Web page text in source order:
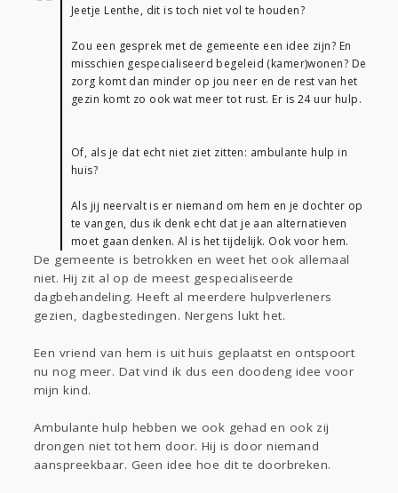
Jeetje Lenthe, dit is toch niet vol te houden?
Zou een gesprek met de gemeente een idee zijn? En
misschien gespecialiseerd begeleid (kamer)wonen? De
zorg komt dan minder op jou neer en de rest van het
gezin komt zo ook wat meer tot rust. Er is 24 uur hulp.
Of, als je dat echt niet ziet zitten: ambulante hulp in
huis?
Als jij neervalt is er niemand om hem en je dochter op
te vangen, dus ik denk echt dat je aan alternatieven
moet gaan denken. Al is het tijdelijk. Ook voor hem.
De gemeente is betrokken en weet het ook allemaal
niet. Hij zit al op de meest gespecialiseerde
dagbehandeling. Heeft al meerdere hulpverleners
gezien, dagbestedingen. Nergens lukt het.
Een vriend van hem is uit huis geplaatst en ontspoort
nu nog meer. Dat vind ik dus een doodeng idee voor
mijn kind.
Ambulante hulp hebben we ook gehad en ook zij
drongen niet tot hem door. Hij is door niemand
aanspreekbaar. Geen idee hoe dit te doorbreken.